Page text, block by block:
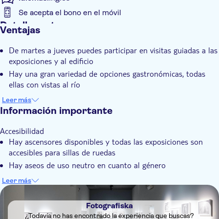
de 2026
Lotta Antonsson: I Am Everything - hasta el 29 de noviembre
de 2026
noviembre de 2026
Martin Parr: Short & Sweet - hasta el 27 de septiembre de
2026
Joakim Möller: Time isn't holding us - hasta el 23 de agosto de
2026
Martin Sköld y Joakim Berg: «Ljus genom fingrarna» —hasta
el 9 de agosto de 2026
Se acepta el bono en el móvil
Detalles extra
Distribuidor oficial
Entrada incluida
Gratis para niños
Wheelchair access
Se admiten mascotas
Ventajas
De martes a jueves puedes participar en visitas guiadas a las
exposiciones y al edificio
Hay una gran variedad de opciones gastronómicas, todas
ellas con vistas al río
Se anima a tomar algo y charlar mientras se recorre las
exposiciones
mucho más en la tienda conceptual del museo
Leer más
Información importante
Accesibilidad
Hay ascensores disponibles y todas las exposiciones son
accesibles para sillas de ruedas
Hay aseos de uso neutro en cuanto al género
Se admiten perros guía y otros perros bien adiestrados en el
museo
No se permite
Equipaje de gran tamaño
Leer más
DSA1Fotografiska
Fotografiska
¿Todavía no has encontrado la experiencia que buscas?